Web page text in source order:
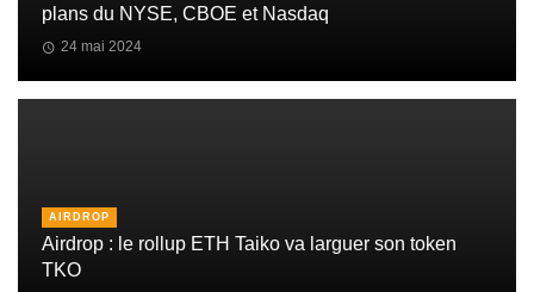
plans du NYSE, CBOE et Nasdaq
24 mai 2024
AIRDROP
Airdrop : le rollup ETH Taiko va larguer son token
TKO